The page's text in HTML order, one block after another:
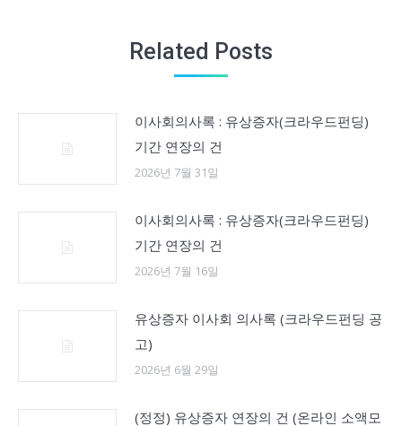
Related Posts
이사회의사록 : 유상증자(크라우드펀딩)
기간 연장의 건
2026년 7월 31일
이사회의사록 : 유상증자(크라우드펀딩)
기간 연장의 건
2026년 7월 16일
유상증자 이사회 의사록 (크라우드펀딩 공
고)
2026년 6월 29일
(정정) 유상증자 연장의 건 (온라인 소액모